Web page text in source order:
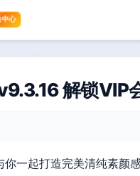
中心
解锁VIP
一起打造完美清纯素颜